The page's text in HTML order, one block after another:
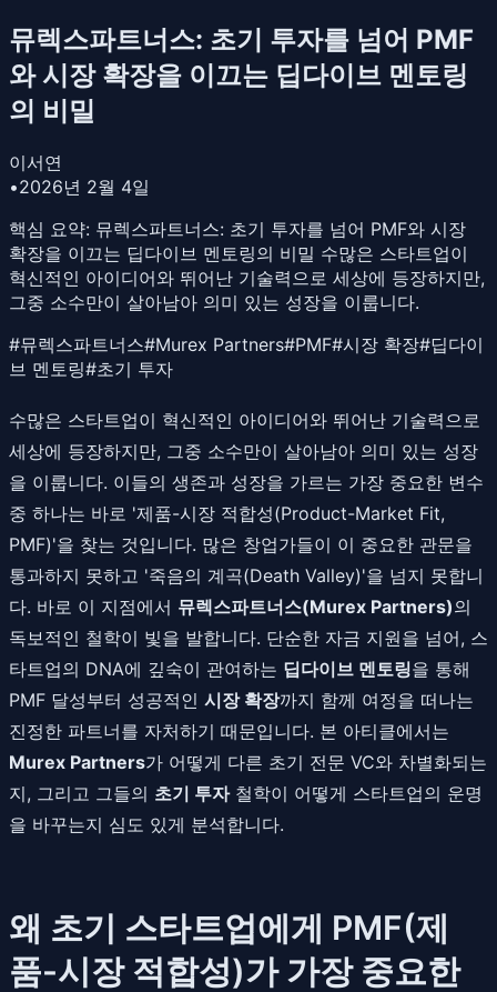
뮤렉스파트너스: 초기 투자를 넘어 PMF
와 시장 확장을 이끄는 딥다이브 멘토링
의 비밀
이서연
•2026년 2월 4일
핵심 요약: 뮤렉스파트너스: 초기 투자를 넘어 PMF와 시장
확장을 이끄는 딥다이브 멘토링의 비밀 수많은 스타트업이
혁신적인 아이디어와 뛰어난 기술력으로 세상에 등장하지만,
그중 소수만이 살아남아 의미 있는 성장을 이룹니다.
#뮤렉스파트너스#Murex Partners#PMF#시장 확장#딥다이
브 멘토링#초기 투자
수많은 스타트업이 혁신적인 아이디어와 뛰어난 기술력으로
세상에 등장하지만, 그중 소수만이 살아남아 의미 있는 성장
을 이룹니다. 이들의 생존과 성장을 가르는 가장 중요한 변수
중 하나는 바로 '제품-시장 적합성(Product-Market Fit,
PMF)'을 찾는 것입니다. 많은 창업가들이 이 중요한 관문을
통과하지 못하고 '죽음의 계곡(Death Valley)'을 넘지 못합니
다. 바로 이 지점에서 뮤렉스파트너스(Murex Partners)의
독보적인 철학이 빛을 발합니다. 단순한 자금 지원을 넘어, 스
타트업의 DNA에 깊숙이 관여하는 딥다이브 멘토링을 통해
PMF 달성부터 성공적인 시장 확장까지 함께 여정을 떠나는
진정한 파트너를 자처하기 때문입니다. 본 아티클에서는
Murex Partners가 어떻게 다른 초기 전문 VC와 차별화되는
지, 그리고 그들의 초기 투자철학이 어떻게 스타트업의 운명
을 바꾸는지 심도 있게 분석합니다.
왜 초기 스타트업에게 PMF(제
품-시장 적합성)가 가장 중요한